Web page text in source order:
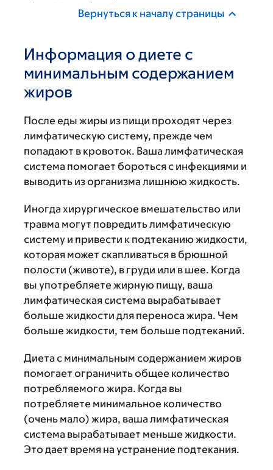
Вернуться к началу страницы
Информация о диете с
минимальным содержанием
жиров
После еды жиры из пищи проходят через
лимфатическую систему, прежде чем
попадают в кровоток. Ваша лимфатическая
система помогает бороться с инфекциями и
выводить из организма лишнюю жидкость.
Иногда хирургическое вмешательство или
травма могут повредить лимфатическую
систему и привести к подтеканию жидкости,
которая может скапливаться в брюшной
полости (животе), в груди или в шее. Когда
вы употребляете жирную пищу, ваша
лимфатическая система вырабатывает
больше жидкости для переноса жира. Чем
больше жидкости, тем больше подтеканий.
Диета с минимальным содержанием жиров
помогает ограничить общее количество
потребляемого жира. Когда вы
потребляете минимальное количество
(очень мало) жира, ваша лимфатическая
система вырабатывает меньше жидкости.
Это дает время на устранение подтекания.